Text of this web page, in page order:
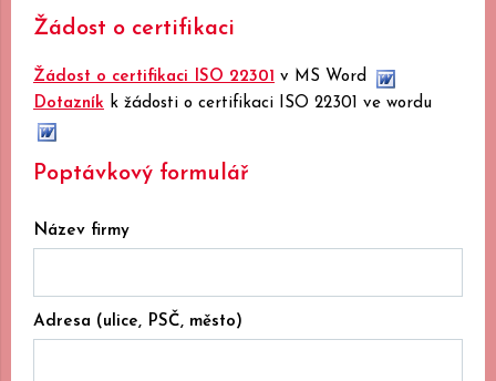
Žádost o certifikaci
Žádost o certifikaci ISO 22301 v MS Word
Dotazník k žádosti o certifikaci ISO 22301 ve wordu
Poptávkový formulář
Název firmy
Adresa (ulice, PSČ, město)